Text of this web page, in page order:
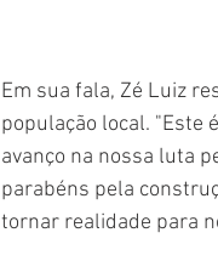
Em sua fala, Zé Luiz
população local. "Este
avanço na nossa luta
parabéns pela
tornar realidade para